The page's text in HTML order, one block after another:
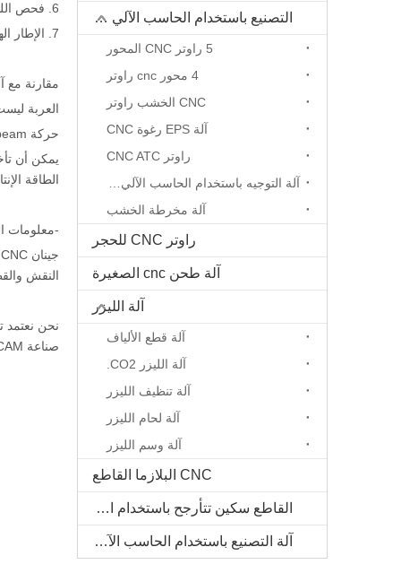
6. فحص الليزر وأداة المعايرة للمساعدة في بطانة القصاصة.
7. الإطار الهيكلية Monobloc سهل التحميل والنقل والتركيب.
مقارنة مع
العربة
حركة crossbeam على الحزم الجانبية. هناك قطع دقيقة وأقل صيانة متاحة بواسطة هذا الجهاز.
الطاقة الإنتاجية
-معلومات
النقش
نحن نعتمد
صناعة CAD / CAM، الملابس، الطباعة الحزمة، بمناسبة، ختم الليزر، وهلم جرا.
التصنيع باستخدام الحاسب الآلي جهاز التوجيه
5 راوتر CNC المحور
4 محور cnc راوتر
CNC الخشب راوتر
آلة EPS رغوة CNC
راوتر CNC ATC
آلة مخرطة الخشب
راوتر CNC للحجر
آلة طحن cnc الصغيرة
آلة الليزر
آلة قطع الألياف
آلة الليزر CO2.
آلة تنظيف الليزر
آلة لحام الليزر
آلة وسم الليزر
CNC البلازما القاطع
القاطع سكين تتأرجح باستخدام الحاسب الآلي
آلة التصنيع باستخدام الحاسب الآلي الخشب الصلب